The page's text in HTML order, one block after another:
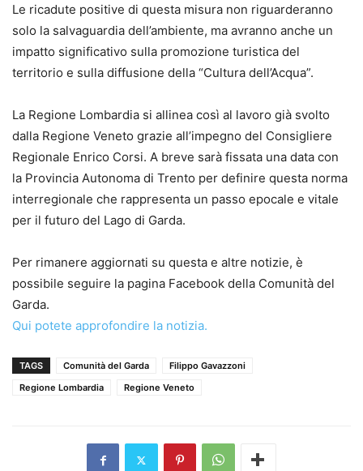
Le ricadute positive di questa misura non riguarderanno
solo la salvaguardia dell’ambiente, ma avranno anche un
impatto significativo sulla promozione turistica del
territorio e sulla diffusione della “Cultura dell’Acqua”.
La Regione Lombardia si allinea così al lavoro già svolto
dalla Regione Veneto grazie all’impegno del Consigliere
Regionale Enrico Corsi. A breve sarà fissata una data con
la Provincia Autonoma di Trento per definire questa norma
interregionale che rappresenta un passo epocale e vitale
per il futuro del Lago di Garda.
Per rimanere aggiornati su questa e altre notizie, è
possibile seguire la pagina Facebook della Comunità del
Garda.
Qui potete approfondire la notizia.
TAGS Comunità del Garda
Filippo Gavazzoni
Regione Lombardia
Regione Veneto